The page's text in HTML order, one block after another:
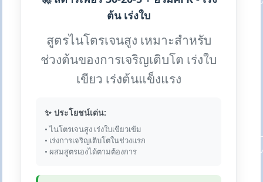
ต้น เร่งใบ
สูตรไนโตรเจนสูง เหมาะสำหรับ
ช่วงต้นของการเจริญเติบโต เร่งใบ
เขียว เร่งต้นแข็งแรง
✨ ประโยชน์เด่น:
• ไนโตรเจนสูง เร่งใบเขียวเข้ม
• เร่งการเจริญเติบโตในช่วงแรก
• ผสมสูตรเองได้ตามต้องการ